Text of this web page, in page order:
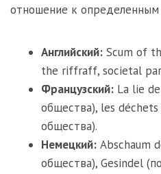
отношение к
Английский: Scum of
the riffraff, societal
Французский: La lie
общества), les
общества).
Немецкий: Abschaum
общества), Gesindel